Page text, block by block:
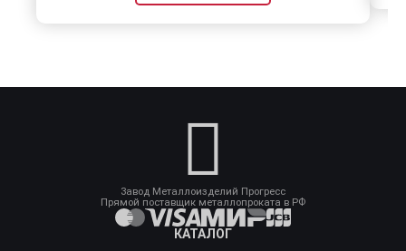
Завод Металлоизделий Прогресс
Прямой поставщик металлопроката в РФ
КАТАЛОГ